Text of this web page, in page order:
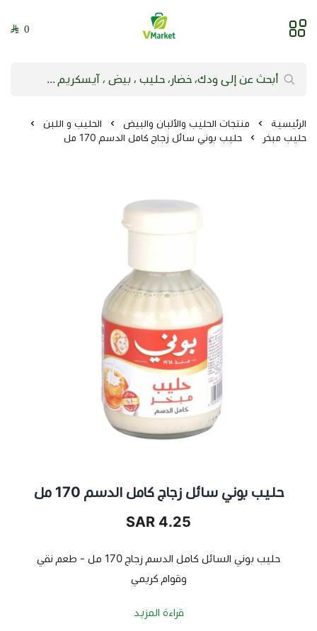
فيلج ماركت | VMarket
0
الرئيسية منتجات الحليب والألبان والبيض
الحليب و اللبن
حليب مبخر
حليب بوني سائل زجاج كامل الدسم 170 مل
حليب بوني سائل زجاج كامل الدسم 170 مل
4.25 SAR
حليب بوني السائل كامل الدسم زجاج 170 مل - طعم نقي
وقوام كريمي
استمتع بنكهة طازجة وغنية مع حليب بوني السائل كامل
قراءة المزيد